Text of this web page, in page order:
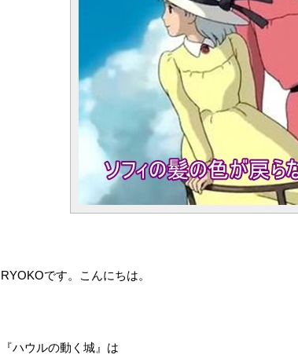
RYOKOです。こんにちは。
『ハウルの動く城』は